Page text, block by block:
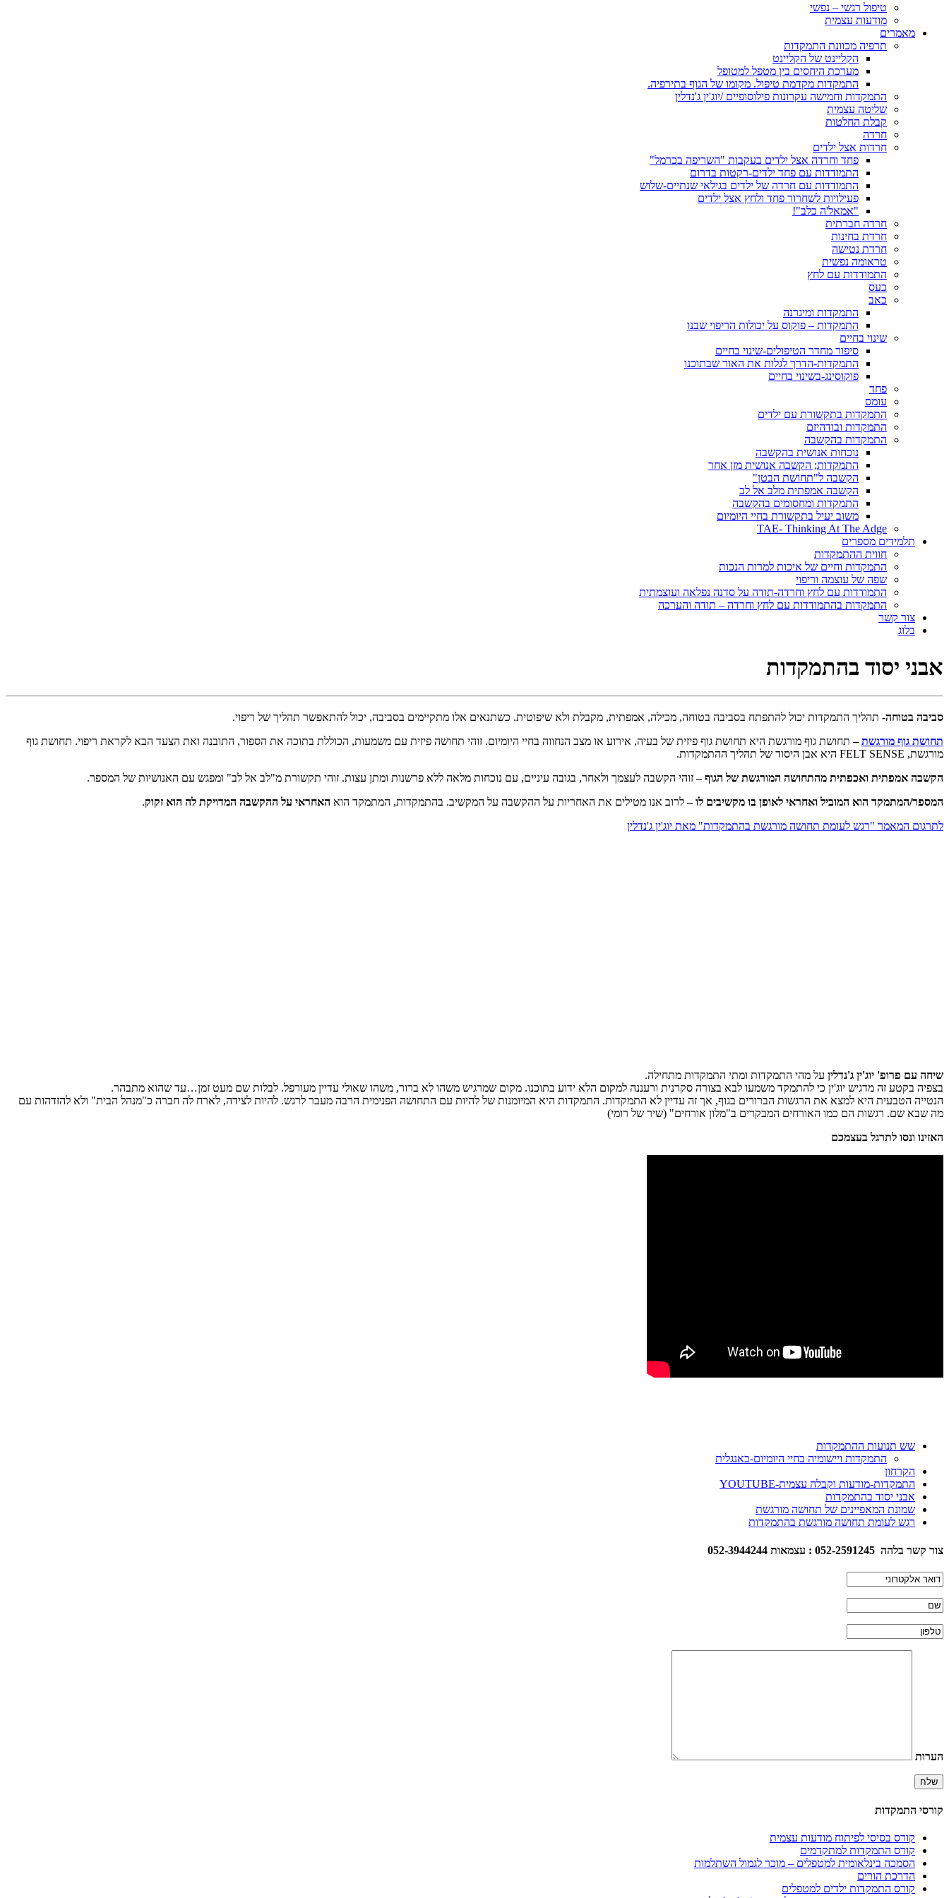
טיפול רגשי – נפשי
מודעות עצמית
מאמרים
תרפיה מכוונת התמקדות
הקליינט של הקליינט
מערכת היחסים בין מטפל למטופל
התמקדות מקדמת טיפול. מקומו של הגוף בתירפיה.
התמקדות וחמישה עקרונות פילוסופיים /יוג'ין ג'נדלין
שליטה עצמית
קבלת החלטות
חרדה
חרדות אצל ילדים
פחד וחרדה אצל ילדים בעקבות "השריפה בכרמל"
התמודדות עם פחד ילדים-רקטות בדרום
התמודדות עם חרדה של ילדים בגילאי שנתיים-שלוש
פעילויות לשחרור פחד ולחץ אצל ילדים
"אמאל'ה כלב"!
חרדה חברתית
חרדת בחינות
חרדת נטישה
טראומה נפשית
התמודדות עם לחץ
כעס
כאב
התמקדות ומיגרנה
התמקדות – פוקוס על יכולות הריפוי שבנו
שינוי בחיים
סיפור מחדר הטיפולים-שינוי בחיים
התמקדות-הדרך לגלות את האור שבתוכנו
פוקוסינג-בשינוי בחיים
פחד
עומס
התמקדות בתקשורת עם ילדים
התמקדות ובודהיזם
התמקדות בהקשבה
נוכחות אנושית בהקשבה
התמקדות; הקשבה אנושית מזן אחר
הקשבה ל"תחושת הבטן"
הקשבה אמפתית מלב אל לב
התמקדות ומחסומים בהקשבה
משוב יעיל בתקשורת בחיי היומיום
TAE- Thinking At The Adge
תלמידים מספרים
חווית ההתמקדות
התמקדות וחיים של איכות למרות הנכות
שפה של עוצמה וריפוי
התמודדות עם לחץ וחרדה-תודה על סדנה נפלאה ועוצמתית
התמקדות בהתמודדות עם לחץ וחרדה – תודה והערכה
צור קשר
בלוג
אבני יסוד בהתמקדות
סביבה בטוחה- תהליך התמקדות יכול להתפתח בסביבה בטוחה, מכילה, אמפתית, מקבלת ולא שיפוטית. כשתנאים אלו מתקיימים בסביבה, יכול להתאפשר תהליך של ריפוי.
תחושת גוף מורגשת–תחושת גוף מורגשת היא תחושת גוף פיזית של בעיה, אירוע או מצב הנחווה בחיי היומיום. זוהי תחושה פיזית עם משמעות, הכוללת בתוכה את הספור, התובנה ואת הצעד הבא לקראת ריפוי. תחושת גוף
מורגשת, FELT SENSE היא אבן היסוד של תהליך ההתמקדות.
הקשבה אמפתית ואכפתית מהתחושה המורגשת של הגוף –זוהי הקשבה לעצמך ולאחר, בגובה עיניים, עם נוכחות מלאה ללא פרשנות ומתן עצות. זוהי תקשורת מ"לב אל לב" ומפגש עם האנושיות של המספר.
המספר/המתמקד הוא המוביל ואחראי לאופן בו מקשיבים לו –לרוב אנו מטילים את האחריות על ההקשבה על המקשיב. בהתמקדות, המתמקד הוא האחראי על ההקשבה המדויקת לה הוא זקוק.
לתרגום המאמר "רגש לעומת תחושה מורגשת בהתמקדות" מאת יוג'ין ג'נדלין
שיחה עם פרופ' יוג'ין ג'נדלין על מהי התמקדות ומתי התמקדות מתחילה.
בצפיה בקטע זה מדגיש יוג'ין כי להתמקד משמעו לבא בצורה סקרנית ורעננה למקום הלא ידוע בתוכנו. מקום שמרגיש משהו לא ברור, משהו שאולי עדיין מעורפל. לבלות שם מעט זמן…עד שהוא מתבהר.
הנטייה הטבעית היא למצא את הרגשות הברורים בגוף, אך זה עדיין לא התמקדות. התמקדות היא המיומנות של להיות עם התחושה הפנימית הרבה מעבר לרגש. להיות לצידה, לארח לה חברה כ"מנהל הבית" ולא להזדהות עם
מה שבא שם. רגשות הם כמו האורחים המבקרים ב"מלון אורחים" (שיר של רומי)
האזינו ונסו לתרגל בעצמכם
שש תנועות ההתמקדות
התמקדות ויישומיה בחיי היומיום-באנגלית
הקרחון
התמקדות-מודעות וקבלה עצמית-YOUTUBE
אבני יסוד בהתמקדות
שמונת המאפיינים של תחושה מורגשת
רגש לעומת תחושה מורגשת בהתמקדות
צור קשר בלהה 052-2591245 : עצמאות 052-3944244
הערות
קורסי התמקדות
קורס בסיסי לפיתוח מודעות עצמית
קורס התמקדות למתקדמים
הסמכה בינלאומית למטפלים – מוכר לגמול השתלמות
הדרכת הורים
קורס התמקדות ילדים למטפלים